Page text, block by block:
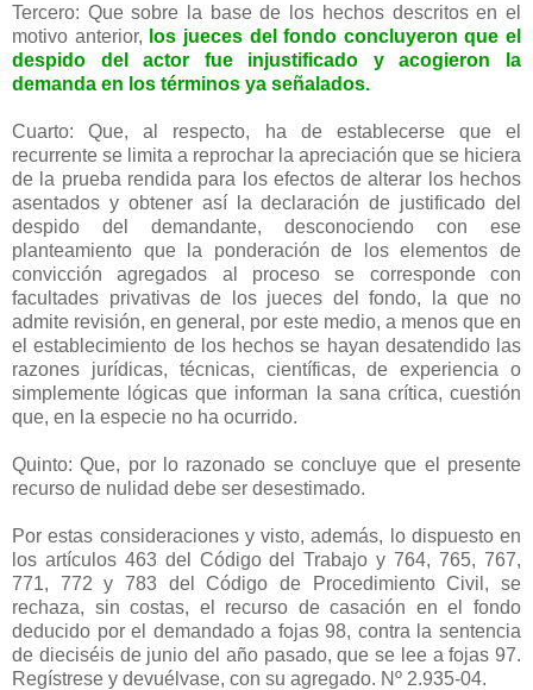
Tercero: Que sobre la base de los hechos descritos en el
motivo anterior, los jueces del fondo concluyeron que el
despido del actor fue injustificado y acogieron la
demanda en los términos ya señalados.
Cuarto: Que, al respecto, ha de establecerse que el
recurrente se limita a reprochar la apreciación que se hiciera
de la prueba rendida para los efectos de alterar los hechos
asentados y obtener así la declaración de justificado del
despido del demandante, desconociendo con ese
planteamiento que la ponderación de los elementos de
convicción agregados al proceso se corresponde con
facultades privativas de los jueces del fondo, la que no
admite revisión, en general, por este medio, a menos que en
el establecimiento de los hechos se hayan desatendido las
razones jurídicas, técnicas, científicas, de experiencia o
simplemente lógicas que informan la sana crítica, cuestión
que, en la especie no ha ocurrido.
Quinto: Que, por lo razonado se concluye que el presente
recurso de nulidad debe ser desestimado.
Por estas consideraciones y visto, además, lo dispuesto en
los artículos 463 del Código del Trabajo y 764, 765, 767,
771, 772 y 783 del Código de Procedimiento Civil, se
rechaza, sin costas, el recurso de casación en el fondo
deducido por el demandado a fojas 98, contra la sentencia
de dieciséis de junio del año pasado, que se lee a fojas 97.
Regístrese y devuélvase, con su agregado. Nº 2.935-04.